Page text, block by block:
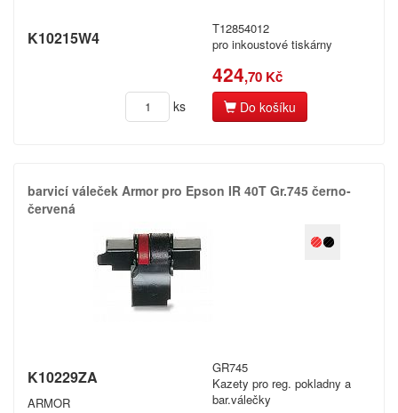
K10215W4
T12854012
pro inkoustové tiskárny
424,70 Kč
ks Do košíku
barvicí váleček Armor pro Epson IR 40T Gr.​745 černo-
červená
K10229ZA
ARMOR
GR745
Kazety pro reg. pokladny a
bar.válečky